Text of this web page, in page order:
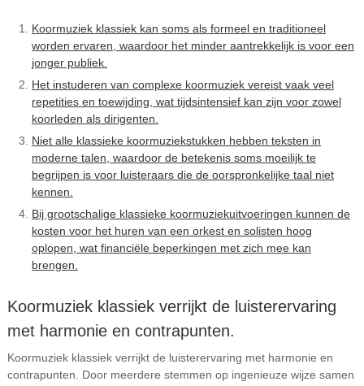
Koormuziek klassiek kan soms als formeel en traditioneel
worden ervaren, waardoor het minder aantrekkelijk is voor een
jonger publiek.
Het instuderen van complexe koormuziek vereist vaak veel
repetities en toewijding, wat tijdsintensief kan zijn voor zowel
koorleden als dirigenten.
Niet alle klassieke koormuziekstukken hebben teksten in
moderne talen, waardoor de betekenis soms moeilijk te
begrijpen is voor luisteraars die de oorspronkelijke taal niet
kennen.
Bij grootschalige klassieke koormuziekuitvoeringen kunnen de
kosten voor het huren van een orkest en solisten hoog
oplopen, wat financiële beperkingen met zich mee kan
brengen.
Koormuziek klassiek verrijkt de luisterervaring
met harmonie en contrapunten.
Koormuziek klassiek verrijkt de luisterervaring met harmonie en
contrapunten. Door meerdere stemmen op ingenieuze wijze samen